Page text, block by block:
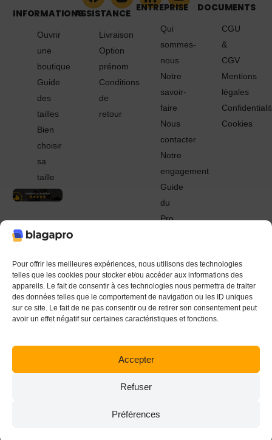
Pour offrir les meilleures expériences, nous utilisons des technologies
telles que les cookies pour stocker et/ou accéder aux informations des
appareils. Le fait de consentir à ces technologies nous permettra de traiter
des données telles que le comportement de navigation ou les ID uniques
sur ce site. Le fait de ne pas consentir ou de retirer son consentement peut
avoir un effet négatif sur certaines caractéristiques et fonctions.
Accepter
Refuser
Préférences
INFORMATIONS
Ouvrir
une
boutique
Guide
des
tailles
Bien
choisir
sa
taille
ASSISTANCE
Livraison
Option
prénom
Conditions
de
retour
ENTREPRISE
Qui
sommes-
nous
Notre
savoir-
faire
Nous
contacter
Notre
engagement
Guide
du
Pro
DOCUMENTS
CGU
&
CGV
Mentions
légales
Cookies
© 2022 - 2024 Blagapro. Tous droits réservés. Textiles
personnalisés à Orléans